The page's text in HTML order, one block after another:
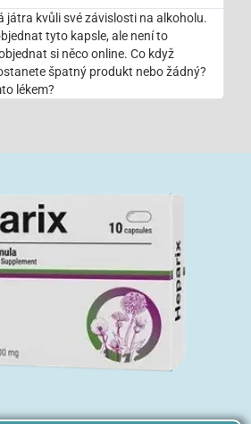
játra kvůli své závislosti na alkoholu.
tyto kapsle, ale není to
si něco online. Co když
špatný produkt nebo žádný?
lékem?